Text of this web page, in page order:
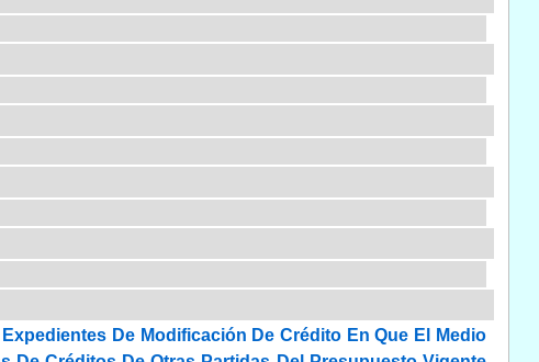
De Modificación De Crédito En Que El Medio